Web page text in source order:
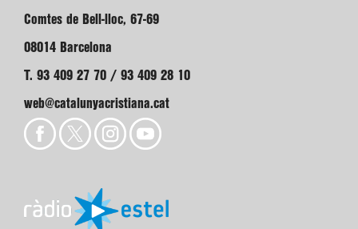
Comtes de Bell-lloc, 67-69
08014 Barcelona
T. 93 409 27 70 / 93 409 28 10
web@catalunyacristiana.cat